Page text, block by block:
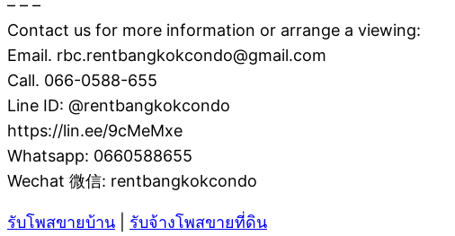
– – –
Contact us for more information or arrange a viewing:
Email. rbc.rentbangkokcondo@gmail.com
Call. 066-0588-655
Line ID: @rentbangkokcondo
https://lin.ee/9cMeMxe
Whatsapp: 0660588655
Wechat 微信: rentbangkokcondo
รับโพสขายบ้าน
รับจ้างโพสขายที่ดิน